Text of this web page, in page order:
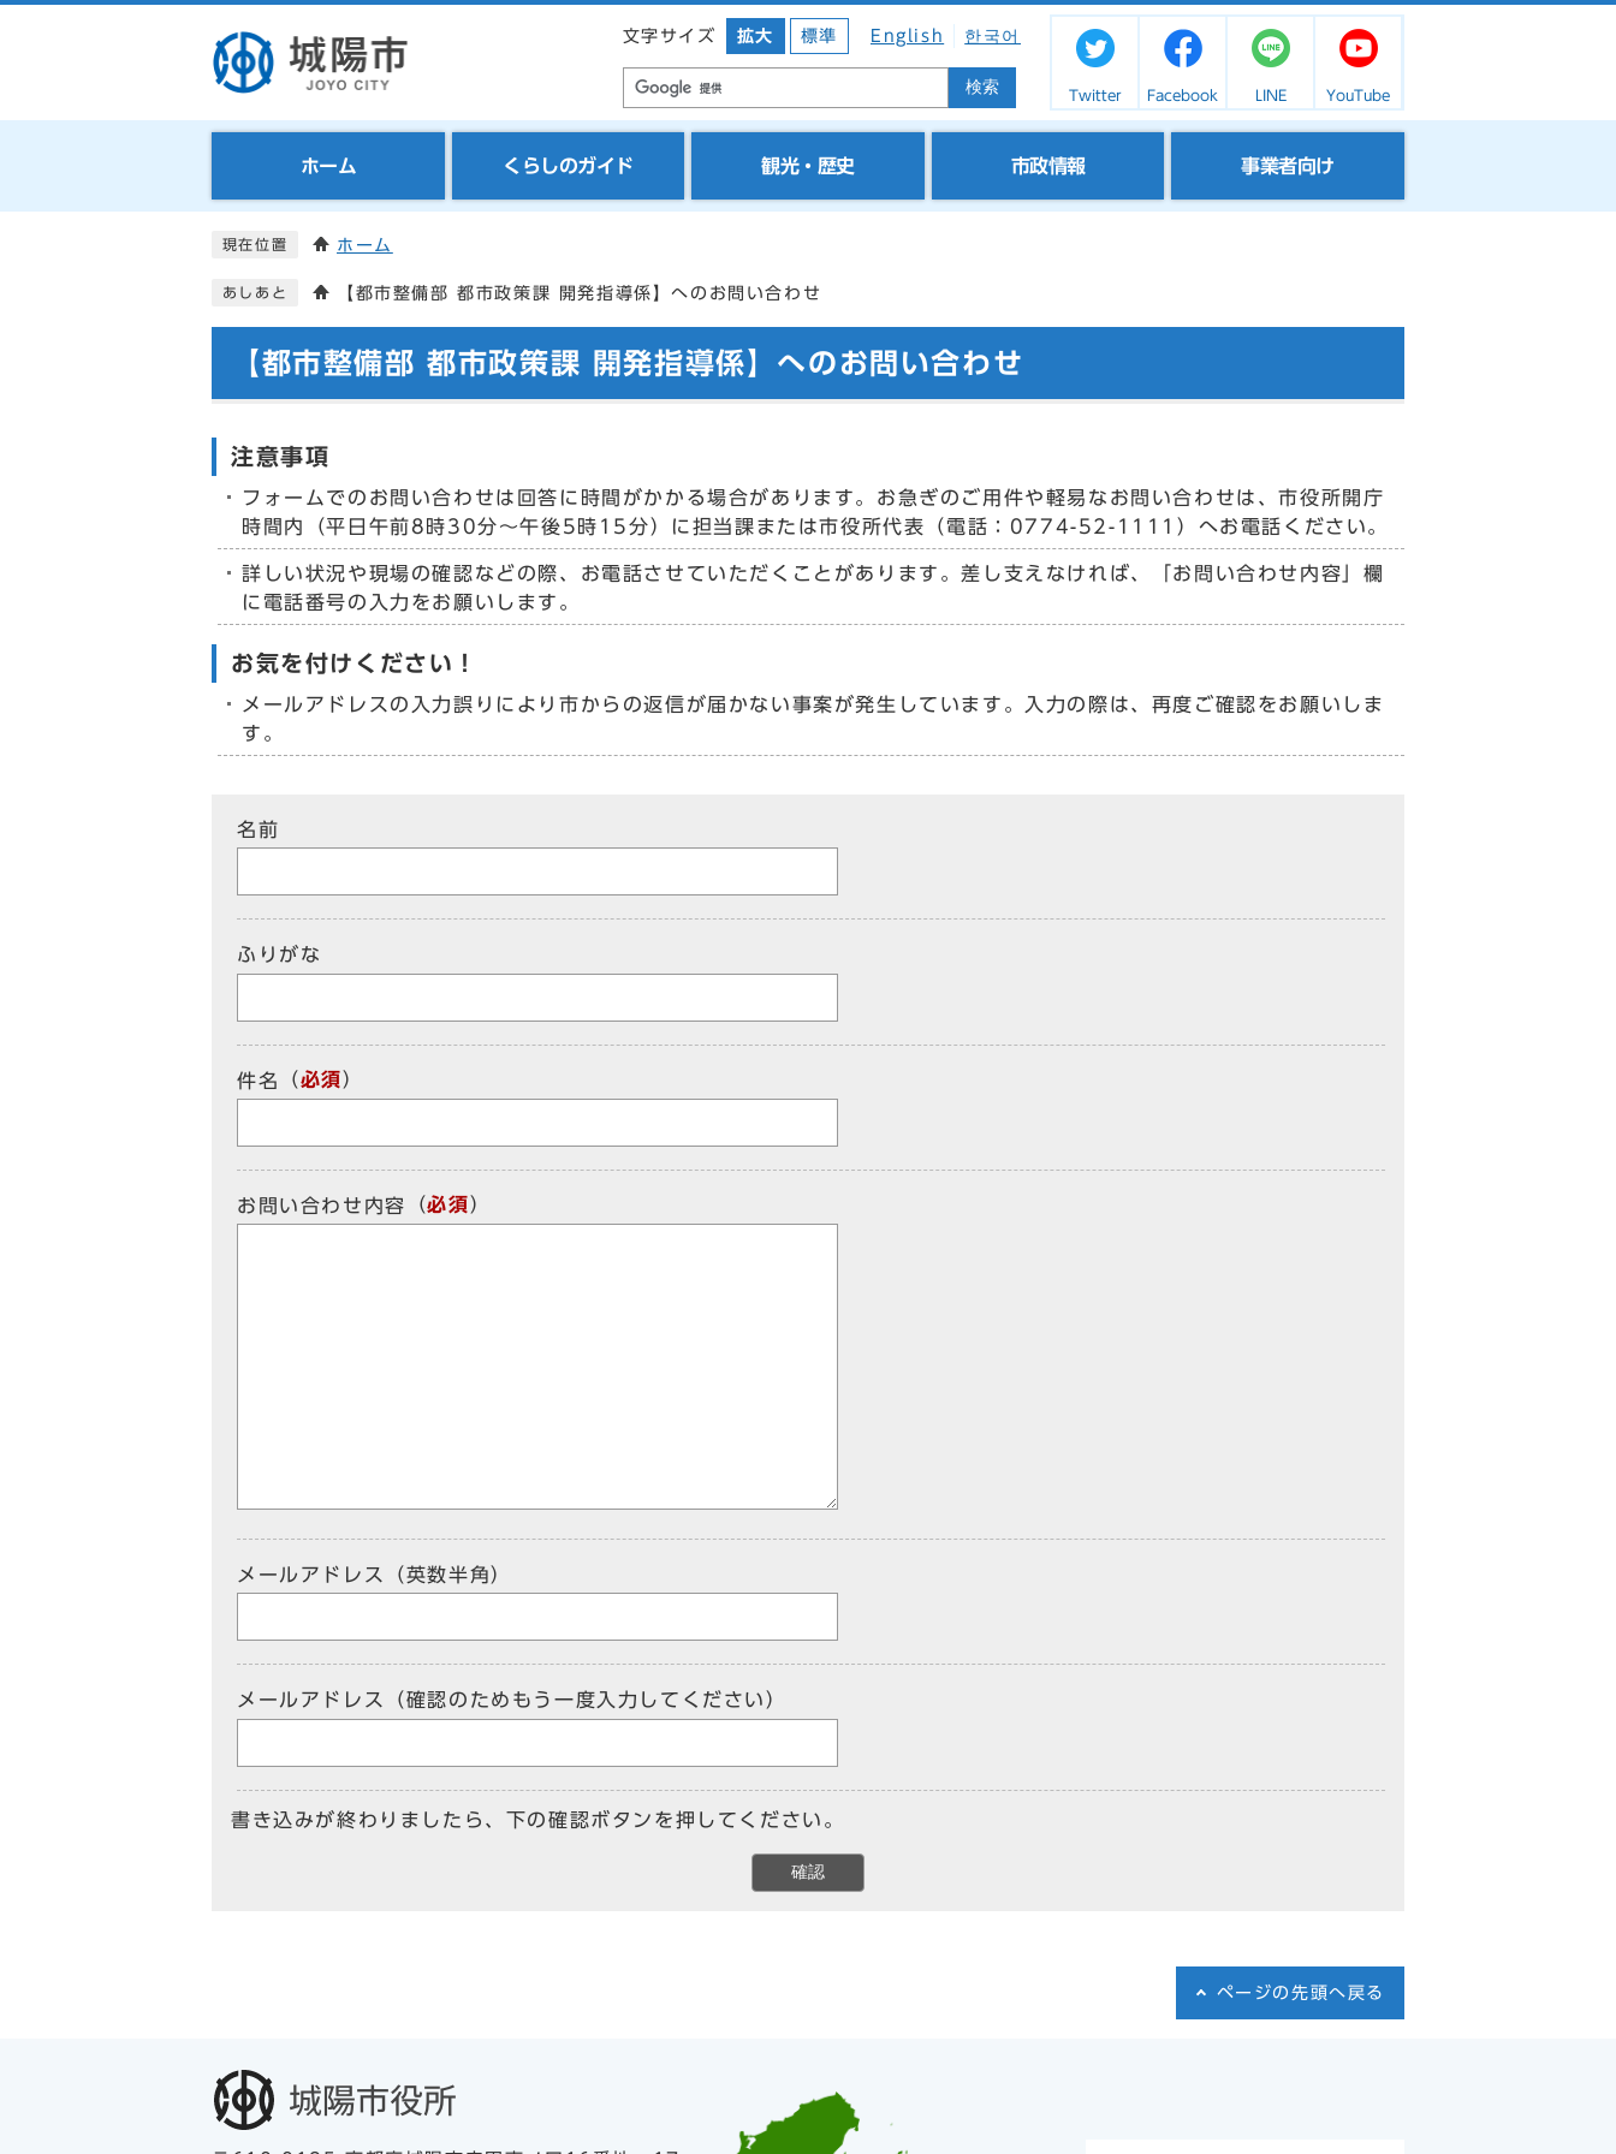
文字サイズ 拡大 標準 English 한국어
検索 Twitter Facebook LINE YouTube
ホーム くらしのガイド 観光・歴史 市政情報 事業者向け
現在位置 ホーム
あしあと 【都市整備部 都市政策課 開発指導係】へのお問い合わせ
【都市整備部 都市政策課 開発指導係】へのお問い合わせ
注意事項
フォームでのお問い合わせは回答に時間がかかる場合があります。お急ぎのご用件や軽易なお問い合わせは、市役所開庁
時間内（平日午前8時30分～午後5時15分）に担当課または市役所代表（電話：0774-52-1111）へお電話ください。
詳しい状況や現場の確認などの際、お電話させていただくことがあります。差し支えなければ、「お問い合わせ内容」欄
に電話番号の入力をお願いします。
お気を付けください！
メールアドレスの入力誤りにより市からの返信が届かない事案が発生しています。入力の際は、再度ご確認をお願いしま
す。
名前
ふりがな
件名 （必須）
お問い合わせ内容 （必須）
メールアドレス（英数半角）
メールアドレス（確認のためもう一度入力してください）
書き込みが終わりましたら、下の確認ボタンを押してください。
確認
ページの先頭へ戻る